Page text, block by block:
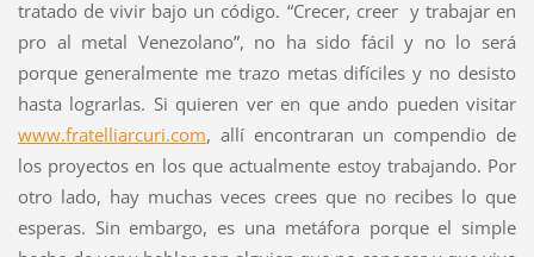
tratado de vivir bajo un código. “Crecer, creer y trabajar en
pro al metal Venezolano”, no ha sido fácil y no lo será
porque generalmente me trazo metas difíciles y no desisto
hasta lograrlas. Si quieren ver en que ando pueden visitar
www.fratelliarcuri.com, allí encontraran un compendio de
los proyectos en los que actualmente estoy trabajando. Por
otro lado, hay muchas veces crees que no recibes lo que
esperas. Sin embargo, es una metáfora porque el simple